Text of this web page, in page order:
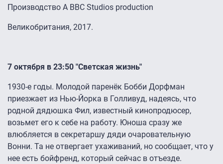
Производство A BBC Studios production
Великобритания, 2017.
7 октября в 23:50 "Светская жизнь"
1930-е годы. Молодой паренёк Бобби Дорфман
приезжает из Нью-Йорка в Голливуд, надеясь, что
родной дядюшка Фил, известный кинопродюсер,
возьмет его к себе на работу. Юноша сразу же
влюбляется в секретаршу дяди очаровательную
Вонни. Та не отвергает ухаживаний, но сообщает, что у
нее есть бойфренд, который сейчас в отъезде.